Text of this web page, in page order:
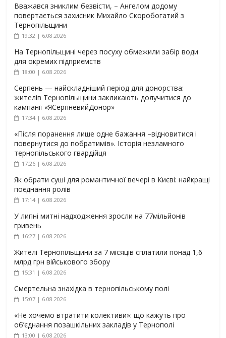
Вважався зниклим безвісти, – Ангелом додому
повертається захисник Михайло Скоробогатий з
Тернопільщини
19:32 | 6.08.2026
На Тернопільщині через посуху обмежили забір води
для окремих підприємств
18:00 | 6.08.2026
Серпень — найскладніший період для донорства:
жителів Тернопільщини закликають долучитися до
кампанії «ЯСерпневийДонор»
17:34 | 6.08.2026
«Після поранення лише одне бажання –відновитися і
повернутися до побратимів». Історія незламного
тернопільського гвардійця
17:26 | 6.08.2026
Як обрати суші для романтичної вечері в Києві: найкращі
поєднання ролів
17:14 | 6.08.2026
У липні митні надходження зросли на 77мільйонів
гривень
16:27 | 6.08.2026
Жителі Тернопільщини за 7 місяців сплатили понад 1,6
млрд грн військового збору
15:31 | 6.08.2026
Смертельна знахідка в тернопільському полі
15:07 | 6.08.2026
«Не хочемо втратити колективи»: що кажуть про
об’єднання позашкільних закладів у Тернополі
13:00 | 6.08.2026